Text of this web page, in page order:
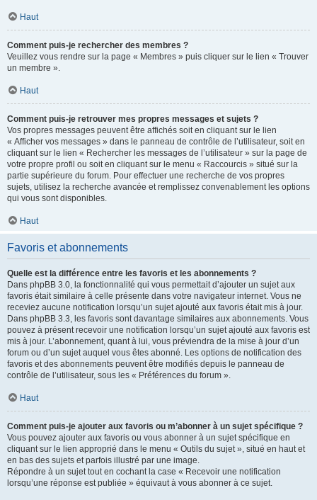
Haut
Comment puis-je rechercher des membres ?
Veuillez vous rendre sur la page « Membres » puis cliquer sur le lien « Trouver
un membre ».
Haut
Comment puis-je retrouver mes propres messages et sujets ?
Vos propres messages peuvent être affichés soit en cliquant sur le lien
« Afficher vos messages » dans le panneau de contrôle de l’utilisateur, soit en
cliquant sur le lien « Rechercher les messages de l’utilisateur » sur la page de
votre propre profil ou soit en cliquant sur le menu « Raccourcis » situé sur la
partie supérieure du forum. Pour effectuer une recherche de vos propres
sujets, utilisez la recherche avancée et remplissez convenablement les options
qui vous sont disponibles.
Haut
Favoris et abonnements
Quelle est la différence entre les favoris et les abonnements ?
Dans phpBB 3.0, la fonctionnalité qui vous permettait d’ajouter un sujet aux
favoris était similaire à celle présente dans votre navigateur internet. Vous ne
receviez aucune notification lorsqu’un sujet ajouté aux favoris était mis à jour.
Dans phpBB 3.3, les favoris sont davantage similaires aux abonnements. Vous
pouvez à présent recevoir une notification lorsqu’un sujet ajouté aux favoris est
mis à jour. L’abonnement, quant à lui, vous préviendra de la mise à jour d’un
forum ou d’un sujet auquel vous êtes abonné. Les options de notification des
favoris et des abonnements peuvent être modifiés depuis le panneau de
contrôle de l’utilisateur, sous les « Préférences du forum ».
Haut
Comment puis-je ajouter aux favoris ou m’abonner à un sujet spécifique ?
Vous pouvez ajouter aux favoris ou vous abonner à un sujet spécifique en
cliquant sur le lien approprié dans le menu « Outils du sujet », situé en haut et
en bas des sujets et parfois illustré par une image.
Répondre à un sujet tout en cochant la case « Recevoir une notification
lorsqu’une réponse est publiée » équivaut à vous abonner à ce sujet.